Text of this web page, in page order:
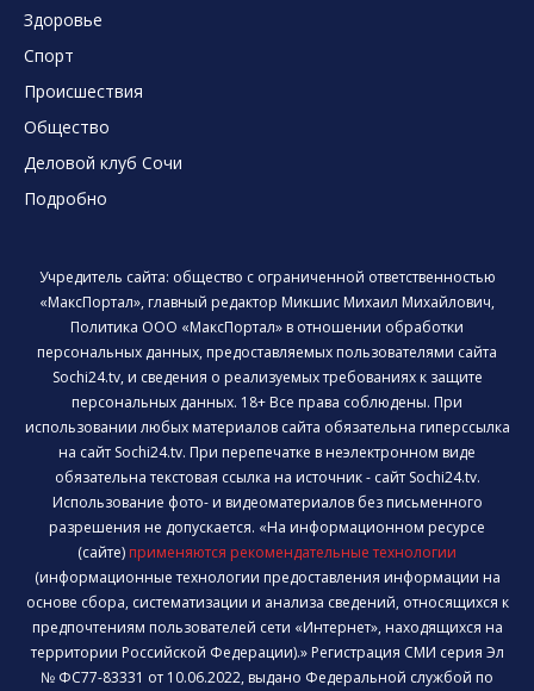
Здоровье
Спорт
Происшествия
Общество
Деловой клуб Сочи
Подробно
Учредитель сайта: общество с ограниченной ответственностью
«МаксПортал», главный редактор Микшис Михаил Михайлович,
Политика ООО «МаксПортал» в отношении обработки
персональных данных, предоставляемых пользователями сайта
Sochi24.tv, и сведения о реализуемых требованиях к защите
персональных данных. 18+ Все права соблюдены. При
использовании любых материалов сайта обязательна гиперссылка
на сайт Sochi24.tv. При перепечатке в неэлектронном виде
обязательна текстовая ссылка на источник - сайт Sochi24.tv.
Использование фото- и видеоматериалов без письменного
разрешения не допускается. «На информационном ресурсе
(сайте) применяются рекомендательные технологии
(информационные технологии предоставления информации на
основе сбора, систематизации и анализа сведений, относящихся к
предпочтениям пользователей сети «Интернет», находящихся на
территории Российской Федерации).» Регистрация СМИ серия Эл
№ ФС77-83331 от 10.06.2022, выдано Федеральной службой по